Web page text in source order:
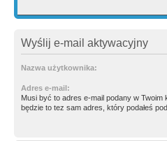
Wyślij e-mail aktywacyjny
Nazwa użytkownika:
Adres e-mail:
Musi być to adres e-mail podany w
będzie to tez sam adres, który podałeś